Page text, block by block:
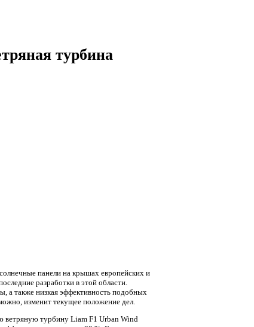
турбина
панели на крышах европейских и
разработки в этой области.
а также низкая эффективность подобных
изменит текущее положение дел.
турбину Liam F1 Urban Wind